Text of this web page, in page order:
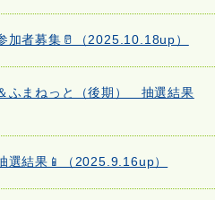
加者募集🥛（2025.10.18up）
ふまねっと（後期） 抽選結果
選結果📱（2025.9.16up）